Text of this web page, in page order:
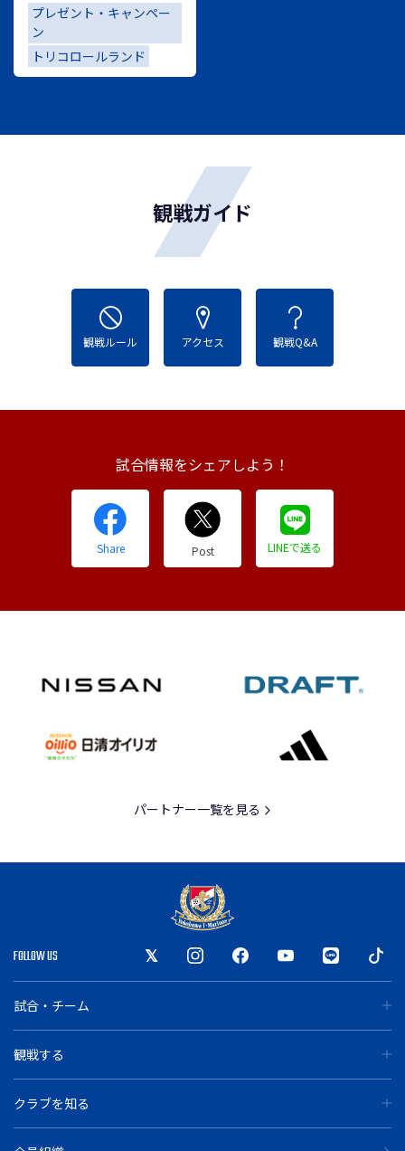
プレゼント・キャンペー
ン
トリコロールランド
観戦ガイド
観戦ルール アクセス 観戦Q&A
試合情報をシェアしよう！
Share Post LINEで送る
パートナー一覧を見る
FOLLOW US
試合・チーム
観戦する
クラブを知る